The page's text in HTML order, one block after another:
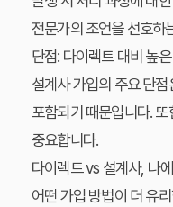
전문가의 조언을 선호하
단점: 다이렉트 대비 높
설계사 가입의 주요 단
포함되기 때문입니다.
중요합니다.
다이렉트 vs 설계사, 나
어떤 가입 방법이 더 유